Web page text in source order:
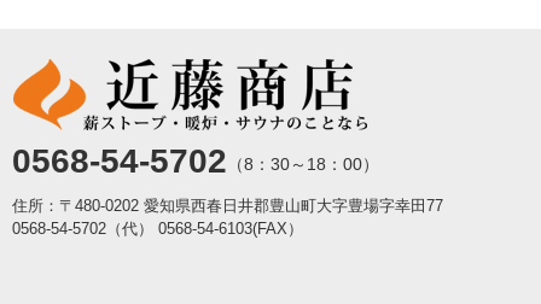
0568-54-5702 （8：30～18：00）
住所：〒480-0202 愛知県西春日井郡豊山町大字豊場字幸田77
0568-54-5702（代）
0568-54-6103(FAX）